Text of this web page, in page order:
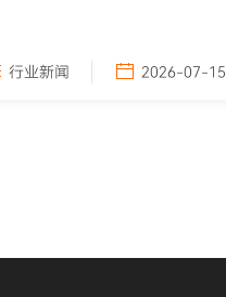
行业新闻 2026-07-15